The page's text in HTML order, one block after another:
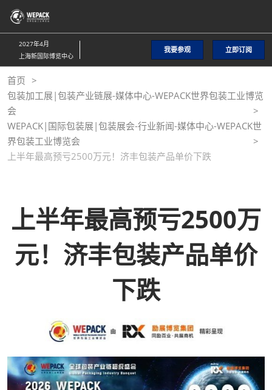
直
接
跳
至
内
容
2027年4月
上海新国际博览中心
我要参观 立即订阅
首页
包装加工展|包装产业链展-媒体中心-WEPACK世界包装工业博览
会
WEPACK|国际包装展|包装展会-行业新闻-媒体中心-WEPACK世
界包装工业博览会
上半年最高预亏2500万元！济丰包装产品单价下跌
上半年最高预亏2500万
元！济丰包装产品单价
下跌